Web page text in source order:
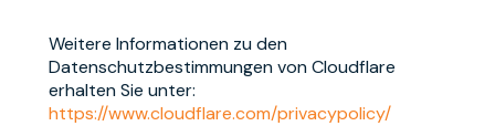
Weitere Informationen zu den
Datenschutzbestimmungen von Cloudflare
erhalten Sie unter:
https://www.cloudflare.com/privacypolicy/